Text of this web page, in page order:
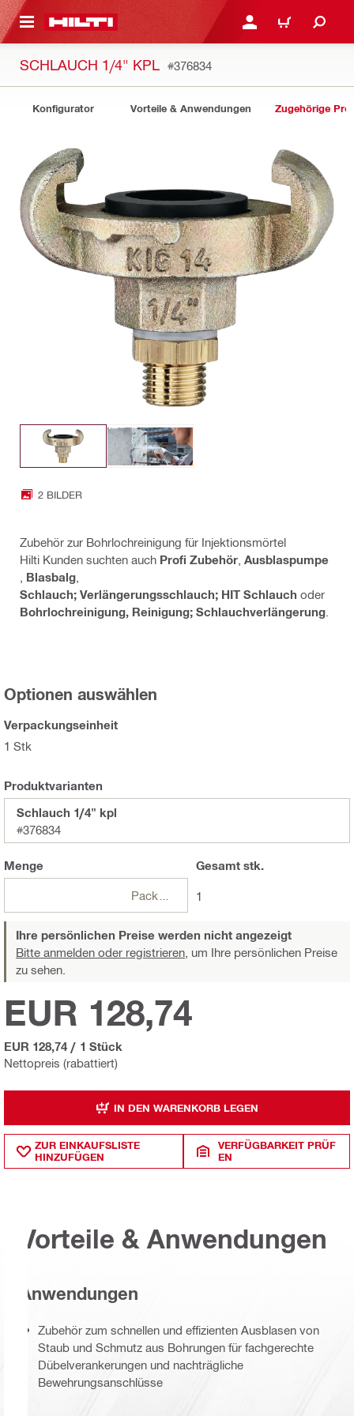
ANMELDEN ODER
WARENKORB
SCHLAUCH 1/4" KPL #376834
Konfigurator Vorteile & Anwendungen Zugehörige
2 BILDER
Zubehör zur Bohrlochreinigung für Injektionsmörtel
Hilti Kunden suchten auch Profi Zubehör Ausblaspumpe
Blasbalg
Schlauch; Verlängerungsschlauch; HIT Schlauch oder
Bohrlochreinigung, Reinigung; Schlauchverlängerung
Optionen auswählen
Verpackungseinheit
1 Stk
Produktvarianten
Schlauch 1/4" kpl
#376834
Menge
Packungen
Gesamtstk.
1
Ihre persönlichen Preise werden nicht angezeigt
Bitte anmelden oder registrieren, um Ihre persönlichen Preise
zu sehen.
Nettopreis (rabattiert)
EUR 128,74
EUR 128,74 / 1 Stück
IN DEN WARENKORB LEGEN
ZUR EINKAUFSLISTE
HINZUFÜGEN
VERFÜGBARKEIT PRÜF
EN
Vorteile & Anwendungen
Anwendungen
Zubehör zum schnellen und effizienten Ausblasen von
Staub und Schmutz aus Bohrungen für fachgerechte
Dübelverankerungen und nachträgliche
Bewehrungsanschlüsse